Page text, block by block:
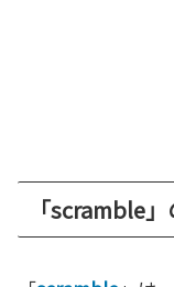
「scramble